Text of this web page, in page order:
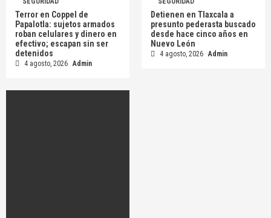
Terror en Coppel de
Papalotla: sujetos armados
roban celulares y dinero en
efectivo; escapan sin ser
detenidos
4 agosto, 2026 Admin
Detienen en Tlaxcala a
presunto pederasta buscado
desde hace cinco años en
Nuevo León
4 agosto, 2026 Admin